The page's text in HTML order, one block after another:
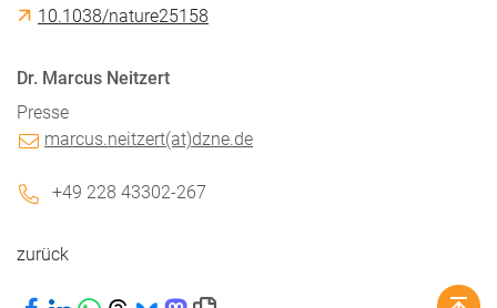
10.1038/nature25158
Dr. Marcus Neitzert
Presse
marcus.neitzert(at)dzne.de
+49 228 43302-267
zurück